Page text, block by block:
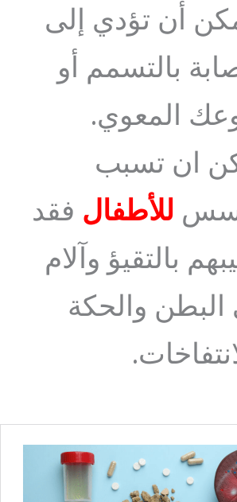
أن تؤدي إلى
بالتسمم أو
المعوي.
ان تسبب
للأطفال فقد
بالتقيؤ وآلام
والحكة